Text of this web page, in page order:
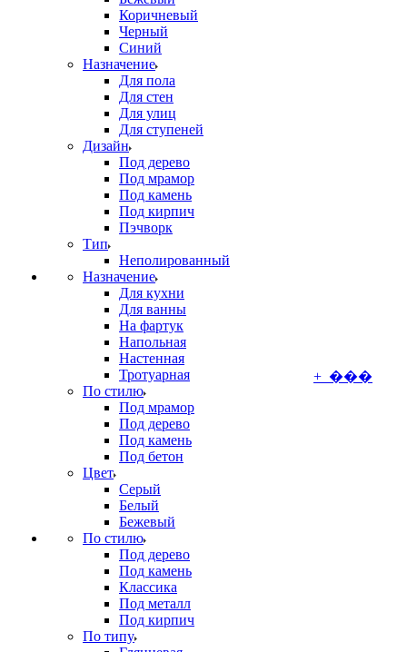
Коричневый
Черный
Синий
Назначение
Для пола
Для стен
Для улиц
Для ступеней
Дизайн
Под дерево
Под мрамор
Под камень
Под кирпич
Пэчворк
Тип
Неполированный
Назначение
Для кухни
Для ванны
На фартук
Напольная
Настенная
Тротуарная
По стилю
Под мрамор
Под дерево
Под камень
Под бетон
Цвет
Серый
Белый
Бежевый
По стилю
Под дерево
Под камень
Классика
Под металл
Под кирпич
По типу
+ ���